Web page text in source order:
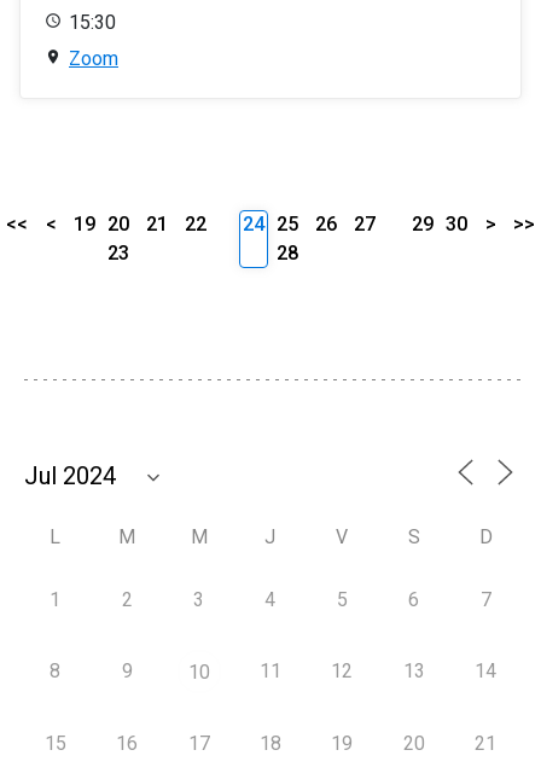
15:30
Zoom
<< < 19 20 21
22
23
24 25 26
27
28
29 30 > >>
L M M J V S D
1 2 3 4 5 6 7
8 9 10 11 12 13 14
15 16 17 18 19 20 21